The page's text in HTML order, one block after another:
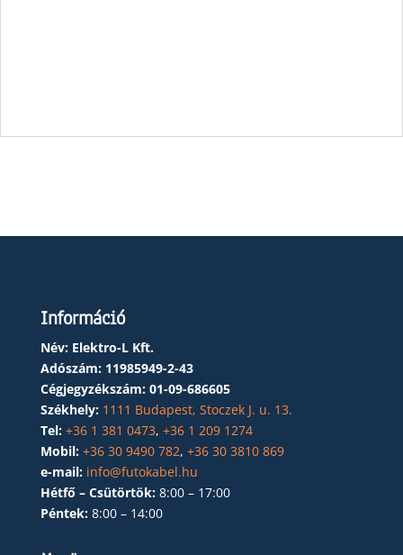
Információ
Név: Elektro-L Kft.
Adószám: 11985949-2-43
Cégjegyzékszám: 01-09-686605
Székhely: 1111 Budapest, Stoczek J. u. 13.
Tel: +36 1 381 0473, +36 1 209 1274
Mobil: +36 30 9490 782, +36 30 3810 869
e-mail: info@futokabel.hu
Hétfő – Csütörtök: 8:00 – 17:00
Péntek: 8:00 – 14:00